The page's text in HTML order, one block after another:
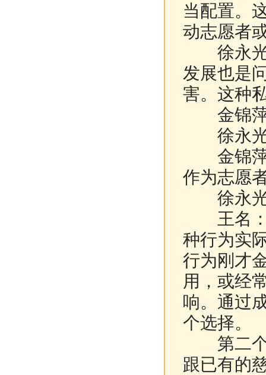
当配置。
动志愿者
徐永光
发展也是
害。这种
金锦萍
徐永光
金锦萍
作为志愿
徐永光
王名：
种行为实
行为刚才
用，或经
响。通过
个选择。
第二个
跟已有的